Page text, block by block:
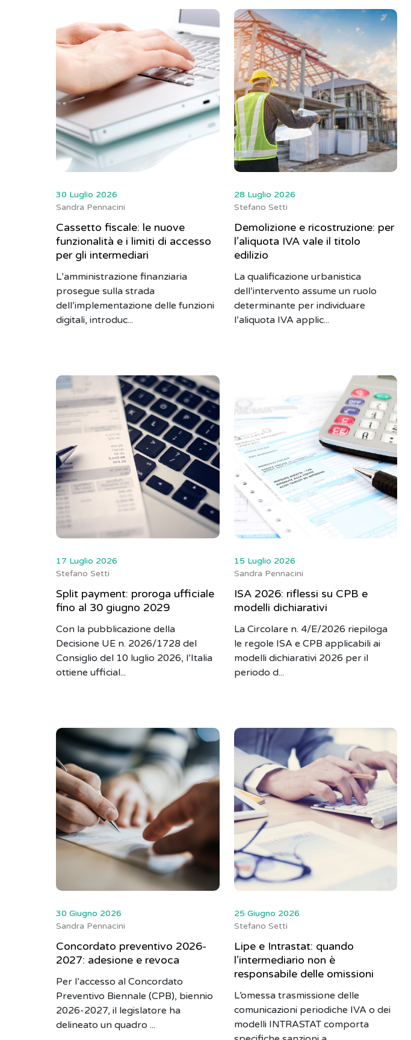
30 Luglio 2026
Sandra Pennacini
Cassetto fiscale: le nuove
funzionalità e i limiti di accesso
per gli intermediari
L’amministrazione finanziaria
prosegue sulla strada
dell’implementazione delle funzioni
digitali, introduc...
28 Luglio 2026
Stefano Setti
Demolizione e ricostruzione: per
l’aliquota IVA vale il titolo
edilizio
La qualificazione urbanistica
dell’intervento assume un ruolo
determinante per individuare
l’aliquota IVA applic...
17 Luglio 2026
Stefano Setti
Split payment: proroga ufficiale
fino al 30 giugno 2029
Con la pubblicazione della
Decisione UE n. 2026/1728 del
Consiglio del 10 luglio 2026, l’Italia
ottiene ufficial...
15 Luglio 2026
Sandra Pennacini
ISA 2026: riflessi su CPB e
modelli dichiarativi
La Circolare n. 4/E/2026 riepiloga
le regole ISA e CPB applicabili ai
modelli dichiarativi 2026 per il
periodo d...
30 Giugno 2026
Sandra Pennacini
Concordato preventivo 2026-
2027: adesione e revoca
Per l’accesso al Concordato
Preventivo Biennale (CPB), biennio
2026-2027, il legislatore ha
delineato un quadro ...
25 Giugno 2026
Stefano Setti
Lipe e Intrastat: quando
l’intermediario non è
responsabile delle omissioni
L’omessa trasmissione delle
comunicazioni periodiche IVA o dei
modelli INTRASTAT comporta